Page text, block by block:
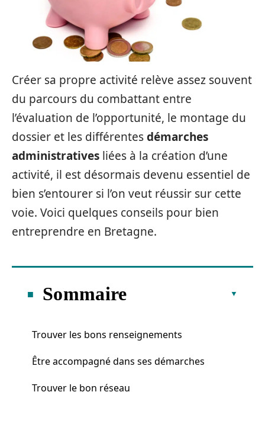
Créer sa propre activité relève assez souvent
du parcours du combattant entre
l’évaluation de l’opportunité, le montage du
dossier et les différentesdémarches
administratives liées à la création d’une
activité, il est désormais devenu essentiel de
bien s’entourer si l’on veut réussir sur cette
voie. Voici quelques conseils pour bien
entreprendre en Bretagne.
Sommaire
Trouver les bons renseignements
Être accompagné dans ses démarches
Trouver le bon réseau